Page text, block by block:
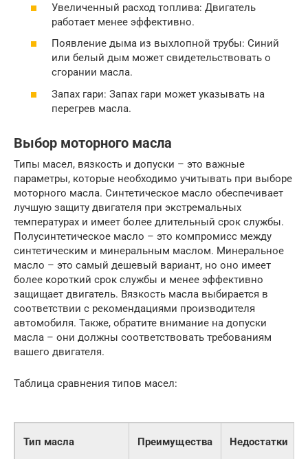
Увеличенный расход топлива: Двигатель
работает менее эффективно.
Появление дыма из выхлопной трубы: Синий
или белый дым может свидетельствовать о
сгорании масла.
Запах гари: Запах гари может указывать на
перегрев масла.
Выбор моторного масла
Типы масел, вязкость и допуски – это важные
параметры, которые необходимо учитывать при выборе
моторного масла. Синтетическое масло обеспечивает
лучшую защиту двигателя при экстремальных
температурах и имеет более длительный срок службы.
Полусинтетическое масло – это компромисс между
синтетическим и минеральным маслом. Минеральное
масло – это самый дешевый вариант, но оно имеет
более короткий срок службы и менее эффективно
защищает двигатель. Вязкость масла выбирается в
соответствии с рекомендациями производителя
автомобиля. Также, обратите внимание на допуски
масла – они должны соответствовать требованиям
вашего двигателя.
Таблица сравнения типов масел:
Тип масла Преимущества Недостатки